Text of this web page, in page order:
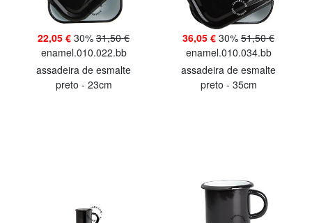
22,05 € 30% 31,50 €
enamel.010.022.bb
assadeira de esmalte
preto - 23cm
36,05 € 30% 51,50 €
enamel.010.034.bb
assadeira de esmalte
preto - 35cm